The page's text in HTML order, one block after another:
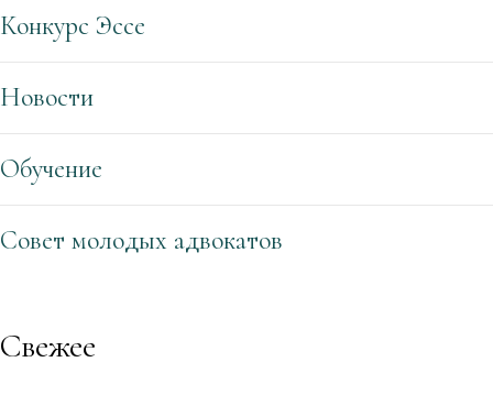
Конкурс Эссе
Новости
Обучение
Совет молодых адвокатов
Свежее